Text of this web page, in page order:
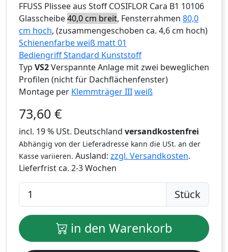
FFUSS Plissee aus Stoff COSIFLOR Cara B1 10106
Glasscheibe40,0 cm breit, Fensterrahmen 80,0
cm hoch, (zusammengeschoben ca. 4,6 cm hoch)
Schienenfarbe weiß matt 01
Bediengriff Standard Kunststoff
Typ VS2Verspannte Anlage mit zwei beweglichen
Profilen (nicht für Dachflächenfenster)
Montage per Klemmträger IIIweiß
73,60 €
incl. 19 % USt. Deutschland versandkostenfrei
Abhängig von der Lieferadresse kann die USt. an der
Kasse variieren. Ausland: zzgl. Versandkosten.
Lieferfrist ca. 2-3 Wochen
Stück
in den Warenkorb